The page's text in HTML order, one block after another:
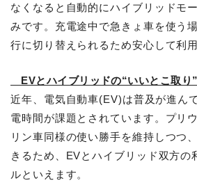
なくなると自動的にハイブリッドモ
みです。充電途中で急きょ車を使う
行に切り替えられるため安心して利
EVとハイブリッドの“いいとこ取
近年、電気自動車(EV)は普及が進ん
電時間が課題とされています。プリ
リン車同様の使い勝手を維持しつつ
きるため、EVとハイブリッド双方の
ルといえます。